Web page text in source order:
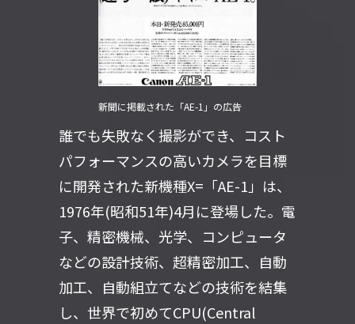
新聞に掲載された「AE-1」の広告
誰でも失敗なく撮影ができ、コスト
パフォーマンスの高いカメラを目標
に開発された新機種X=「AE-1」は、
1976年(昭和51年)4月に登場した。電
子、精密機械、光学、コンピュータ
などの設計技術、超精密加工、自動
加工、自動組立てなどの技術を結集
し、世界で初めてCPU(Central